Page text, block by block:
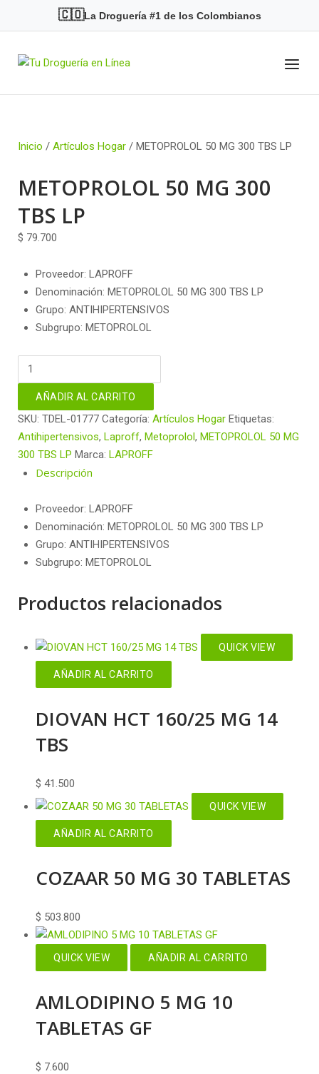
🇨🇴La Droguería #1 de los Colombianos
Home Menu
Inicio / Artículos Hogar / METOPROLOL 50 MG 300 TBS LP
METOPROLOL 50 MG 300
TBS LP
$ 79.700
Proveedor: LAPROFF
Denominación: METOPROLOL 50 MG 300 TBS LP
Grupo: ANTIHIPERTENSIVOS
Subgrupo: METOPROLOL
METOPROLOL
300
cantidad
AÑADIR AL CARRITO
SKU: TDEL-01777 Categoría: Artículos Hogar Etiquetas:
Antihipertensivos, Laproff, Metoprolol, METOPROLOL 50 MG
300 TBS LP Marca: LAPROFF
Descripción
Proveedor: LAPROFF
Denominación: METOPROLOL 50 MG 300 TBS LP
Grupo: ANTIHIPERTENSIVOS
Subgrupo: METOPROLOL
Productos relacionados
QUICK VIEW
AÑADIR AL CARRITO
DIOVAN HCT 160/25 MG 14
TBS
$ 41.500
QUICK VIEW
AÑADIR AL CARRITO
COZAAR 50 MG 30 TABLETAS
$ 503.800
QUICK VIEW AÑADIR AL CARRITO
AMLODIPINO 5 MG 10
TABLETAS GF
$ 7.600